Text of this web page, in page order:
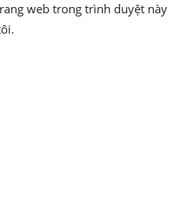
web trong trình duyệt này